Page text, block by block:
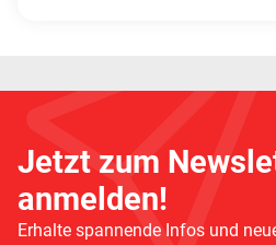
Jetzt zum
anmelden!
Erhalte spannende Infos und